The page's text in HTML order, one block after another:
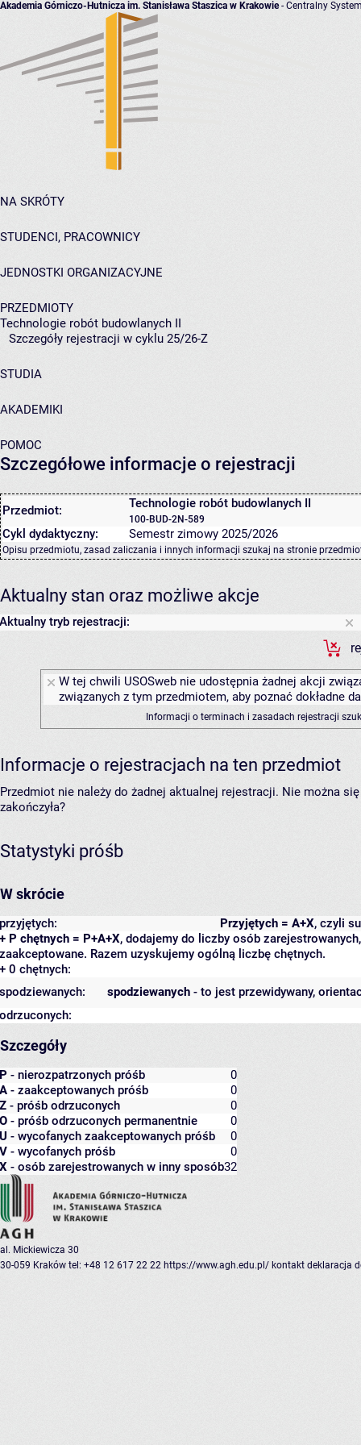
Akademia Górniczo-Hutnicza im. Stanisława Staszica w Krakowie- Centralny
NA SKRÓTY
STUDENCI, PRACOWNICY
JEDNOSTKI ORGANIZACYJNE
PRZEDMIOTY
Technologie robót budowlanych II
Szczegóły rejestracji w cyklu 25/26-Z
STUDIA
AKADEMIKI
POMOC
Szczegółowe informacje o rejestracji
Przedmiot: Technologie robót budowlanych II
100-BUD-2N-589
Cykl dydaktyczny: Semestr zimowy 2025/2026
Opisu przedmiotu, zasad zaliczania i innych informacji szukaj na stronie
Aktualny stan oraz możliwe akcje
Aktualny tryb rejestracji:
W tej chwili USOSweb nie udostępnia żadnej akcji
związanych z tym przedmiotem, aby poznać dokładne
Informacji o terminach i zasadach rejestracji
Informacje o rejestracjach na ten przedmiot
Przedmiot nie należy do żadnej aktualnej rejestracji. Nie można
zakończyła?
Statystyki próśb
W skrócie
Przyjętych = A+X, czyli
przyjętych:
+ P chętnych = P+A+X, dodajemy do liczby osób
zaakceptowane. Razem uzyskujemy ogólną liczbę chętnych.
+ 0 chętnych:
spodziewanych - to jest przewidywany,
spodziewanych:
odrzuconych:
Szczegóły
P - nierozpatrzonych próśb
0
A - zaakceptowanych próśb
0
Z - próśb odrzuconych
0
O - próśb odrzuconych permanentnie
0
U - wycofanych zaakceptowanych próśb
0
V - wycofanych próśb
0
X - osób zarejestrowanych w inny sposób32
al. Mickiewicza 30
30-059 Kraków tel: +48 12 617 22 22 https://www.agh.edu.pl/ kontakt deklaracja